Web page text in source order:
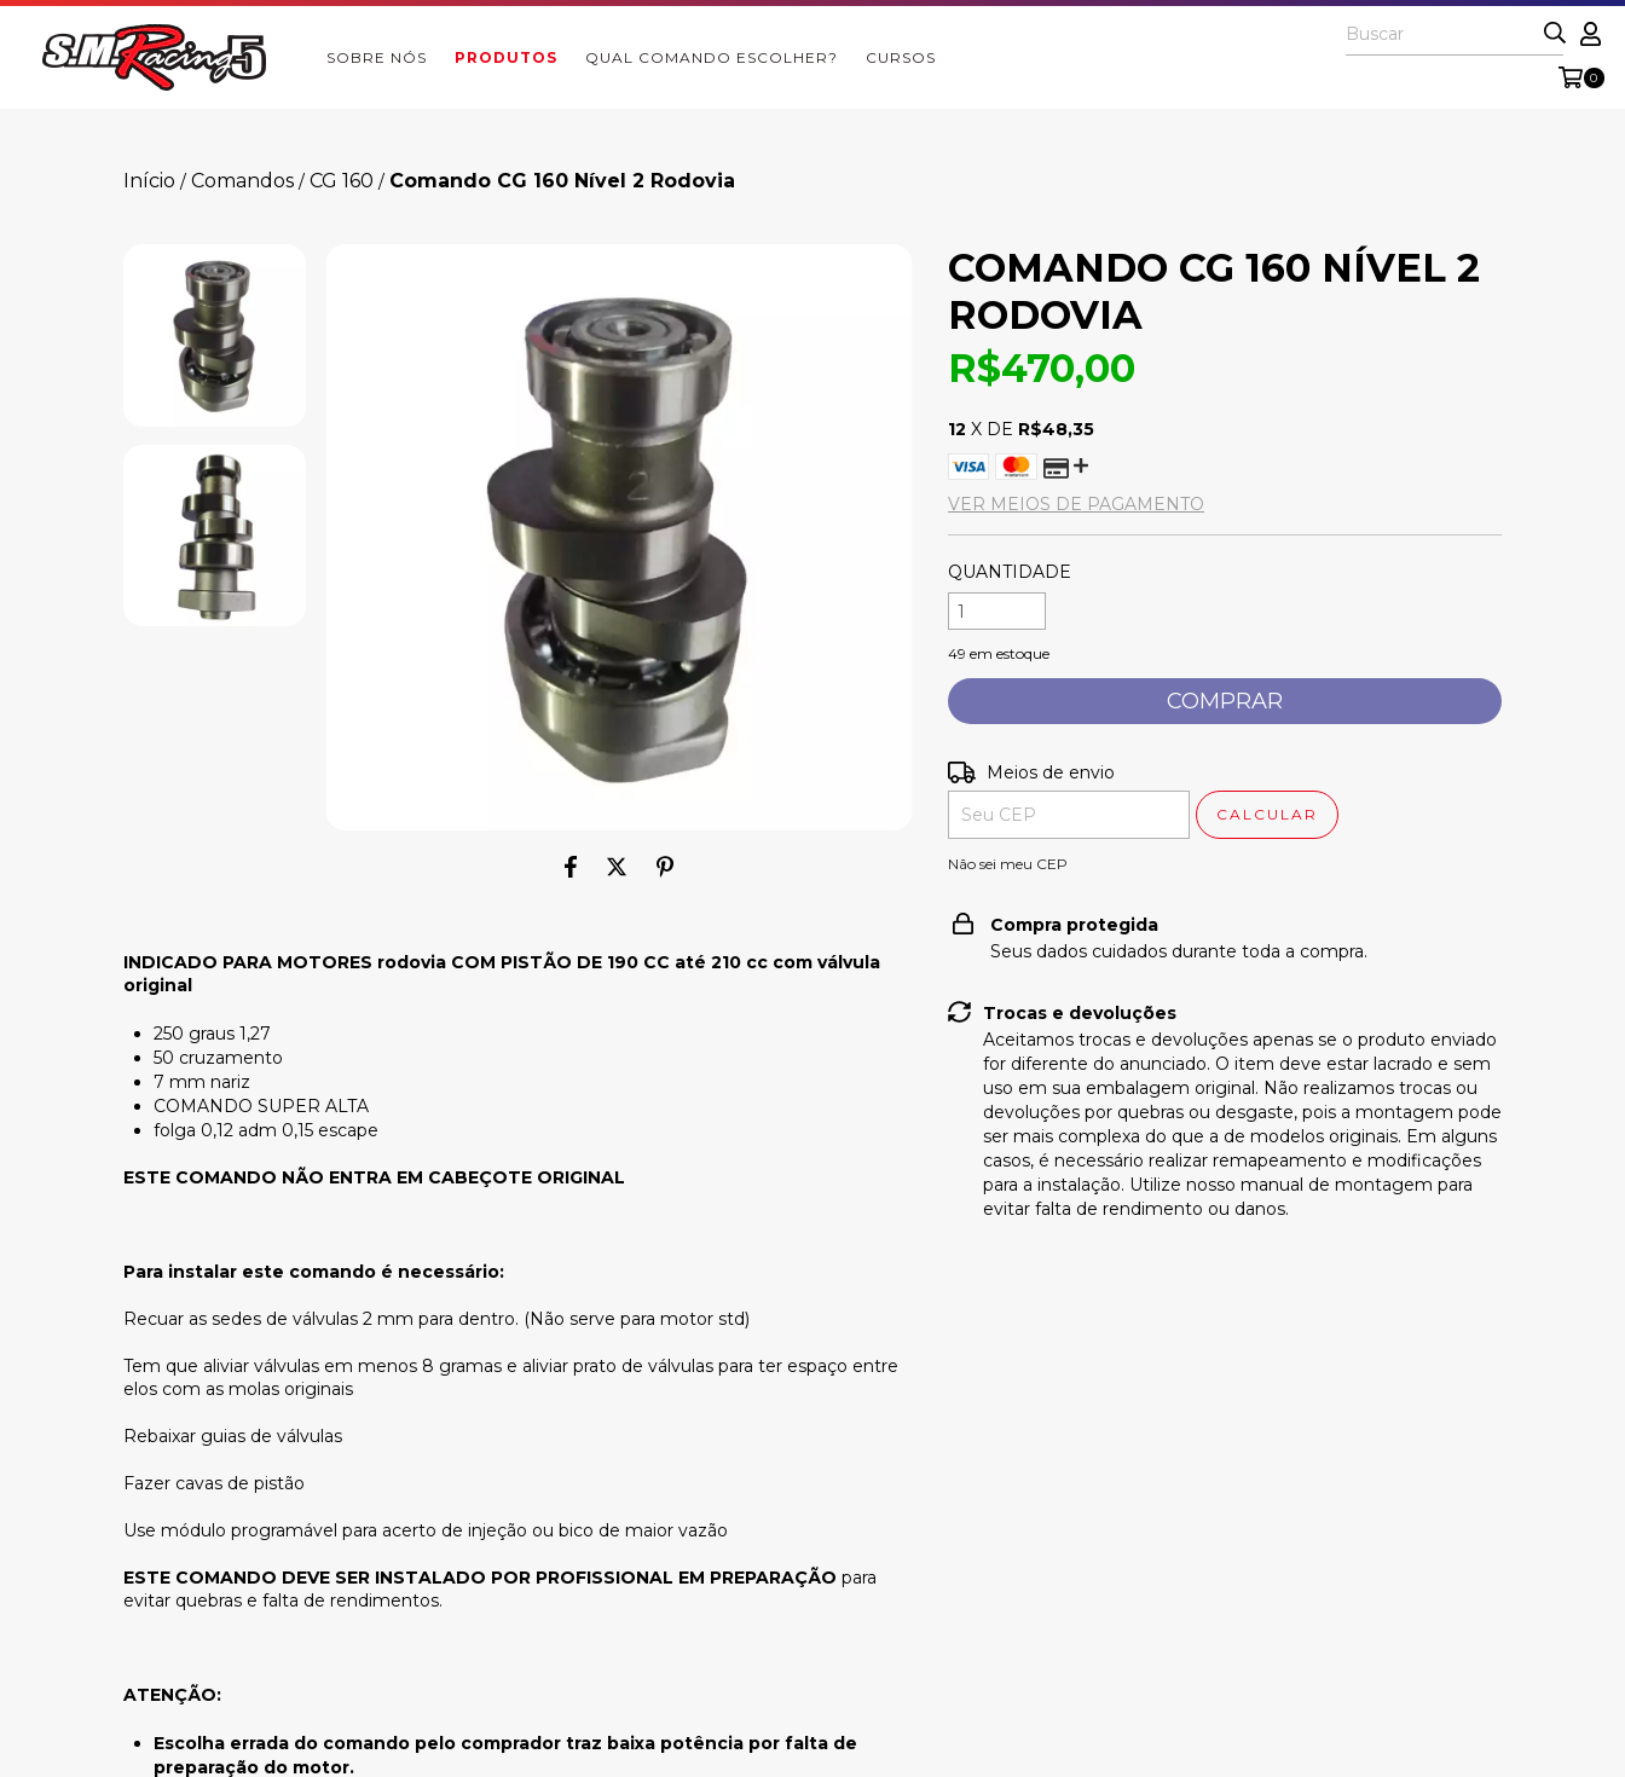
SOBRE NÓS PRODUTOS QUAL COMANDO ESCOLHER? CURSOS
0
Início / Comandos / CG 160 / Comando CG 160 Nível 2 Rodovia
INDICADO PARA MOTORES rodovia COM PISTÃO DE 190 CC até 210 cc com válvula
original
250 graus 1,27
50 cruzamento
7 mm nariz
COMANDO SUPER ALTA
folga 0,12 adm 0,15 escape
ESTE COMANDO NÃO ENTRA EM CABEÇOTE ORIGINAL
Para instalar este comando é necessário:
Recuar as sedes de válvulas 2 mm para dentro. (Não serve para motor std)
Tem que aliviar válvulas em menos 8 gramas e aliviar prato de válvulas para ter espaço entre
elos com as molas originais
Rebaixar guias de válvulas
Fazer cavas de pistão
Use módulo programável para acerto de injeção ou bico de maior vazão
ESTE COMANDO DEVE SER INSTALADO POR PROFISSIONAL EM PREPARAÇÃO para
evitar quebras e falta de rendimentos.
ATENÇÃO:
Escolha errada do comando pelo comprador traz baixa potência por falta de
preparação do motor.
COMANDO CG 160 NÍVEL 2
RODOVIA
R$470,00
12 X DE R$48,35
VER MEIOS DE PAGAMENTO
QUANTIDADE
49 em estoque
Entregas para o CEP:
Meios de envio
CALCULAR
Não sei meu CEP
Compra protegida
Seus dados cuidados durante toda a compra.
Trocas e devoluções
Aceitamos trocas e devoluções apenas se o produto enviado
for diferente do anunciado. O item deve estar lacrado e sem
uso em sua embalagem original. Não realizamos trocas ou
devoluções por quebras ou desgaste, pois a montagem pode
ser mais complexa do que a de modelos originais. Em alguns
casos, é necessário realizar remapeamento e modificações
para a instalação. Utilize nosso manual de montagem para
evitar falta de rendimento ou danos.